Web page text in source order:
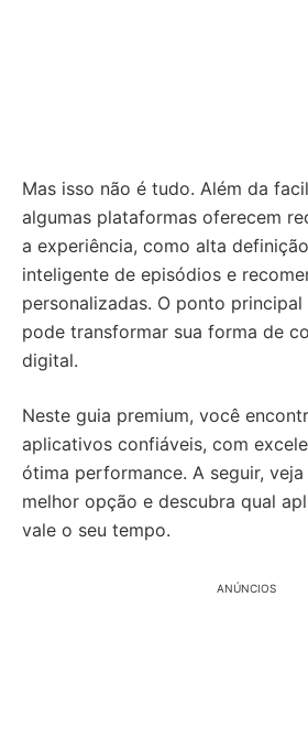
Mas isso não é tudo. Além da
algumas plataformas oferecem
a experiência, como alta
inteligente de episódios e
personalizadas. O ponto
pode transformar sua forma de
digital.
Neste guia premium, você
aplicativos confiáveis, com
ótima performance. A seguir,
melhor opção e descubra qual
vale o seu tempo.
ANÚNCIOS